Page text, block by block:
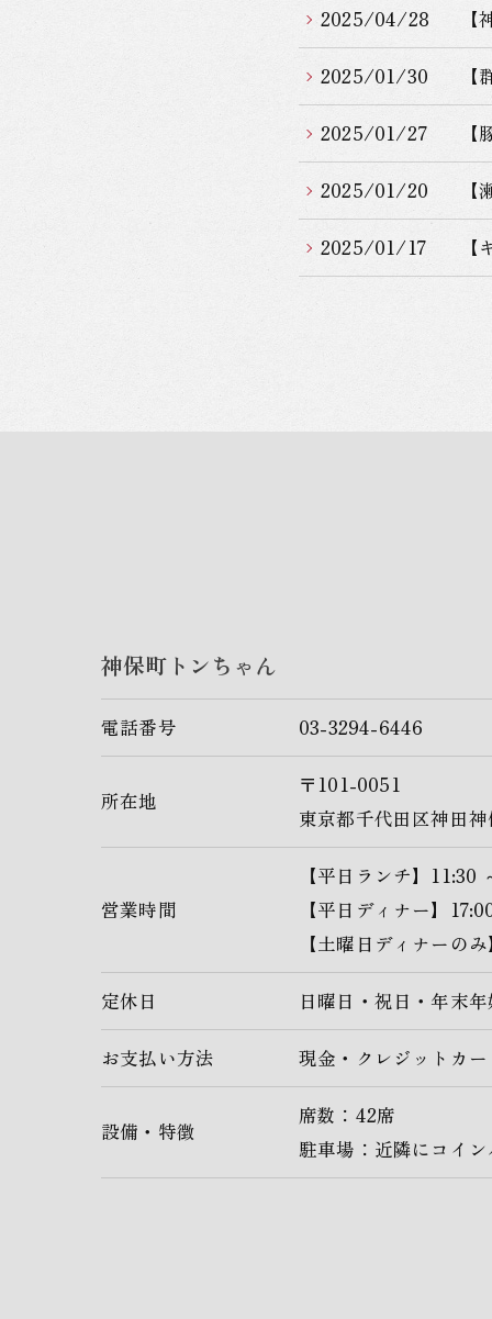
2025/04/28
2025/01/30
2025/01/27
2025/01/20
2025/01/17
神保町トンちゃん
電話番号 03-3294-6446
所在地
〒101-0051
東京都千代田区神田
営業時間
【平日ランチ】
【平日ディナー】
【土曜日ディナーの
定休日 日曜日・祝日・年末
お支払い方法 現金・クレジットカ
設備・特徴
席数：42席
駐車場：近隣にコイ